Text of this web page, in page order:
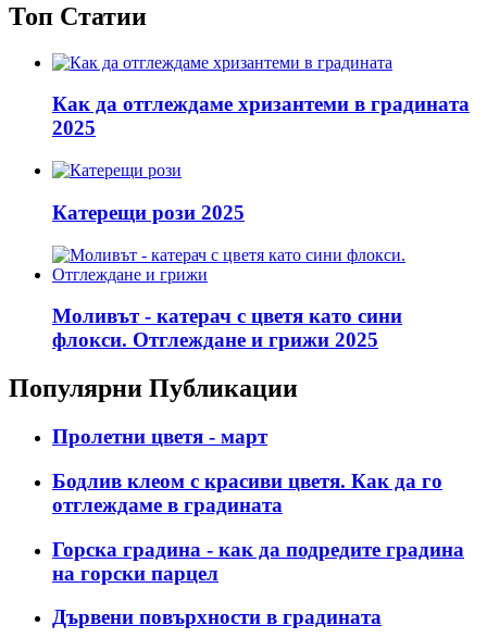
Топ Статии
Как да отглеждаме хризантеми в градината
2025
Катерещи рози 2025
Моливът - катерач с цветя като сини
флокси. Отглеждане и грижи 2025
Популярни Публикации
Пролетни цветя - март
Бодлив клеом с красиви цветя. Как да го
отглеждаме в градината
Горска градина - как да подредите градина
на горски парцел
Дървени повърхности в градината